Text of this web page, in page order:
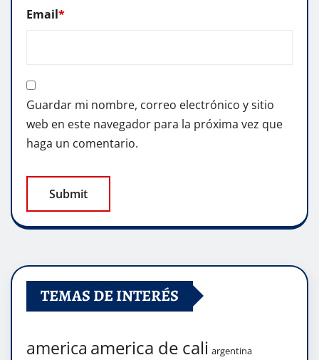
Email*
Guardar mi nombre, correo electrónico y sitio
web en este navegador para la próxima vez que
haga un comentario.
TEMAS DE INTERÉS
america america de cali argentina